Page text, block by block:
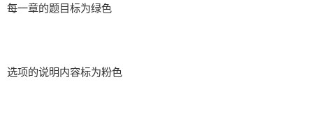
每一章的题目标为绿色
选项的说明内容标为粉色